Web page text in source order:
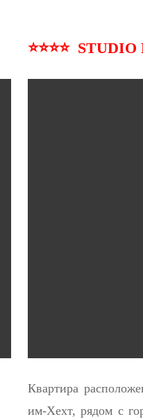
⭐⭐⭐⭐
Квартира
им-Хехт, рядом с